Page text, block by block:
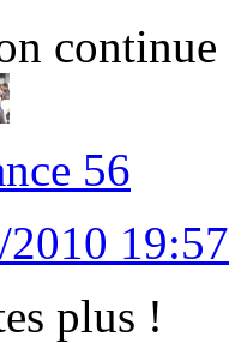
continue
56
2010 19:57
plus !